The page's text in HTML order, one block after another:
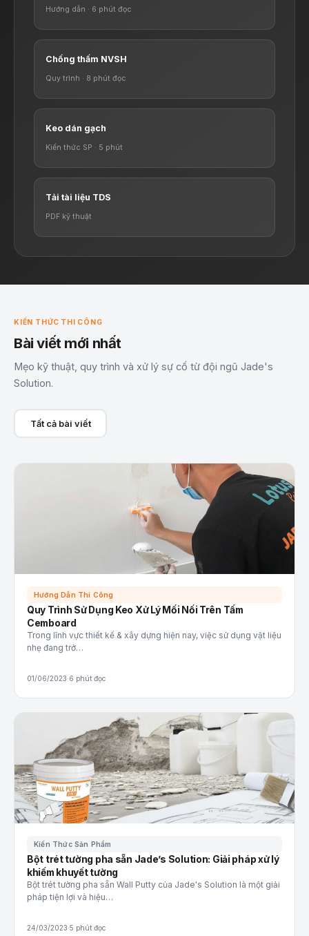
Hướng dẫn · 6 phút đọc
Chống thấm NVSH
Quy trình · 8 phút đọc
Keo dán gạch
Kiến thức SP · 5 phút
Tải tài liệu TDS
PDF kỹ thuật
KIẾN THỨC THI CÔNG
Bài viết mới nhất
Mẹo kỹ thuật, quy trình và xử lý sự cố từ đội ngũ Jade's
Solution.
Tất cả bài viết
Hướng Dẫn Thi Công
Quy Trình Sử Dụng Keo Xử Lý Mối Nối Trên Tấm
Cemboard
Trong lĩnh vực thiết kế & xây dựng hiện nay, việc sử dụng vật liệu
nhẹ đang trở…
01/06/2023·6 phút đọc
Kiến Thức Sản Phẩm
Bột trét tường pha sẵn Jade’s Solution: Giải pháp xử lý
khiếm khuyết tường
Bột trét tường pha sẵn Wall Putty của Jade's Solution là một giải
pháp tiện lợi và hiệu…
24/03/2023·5 phút đọc